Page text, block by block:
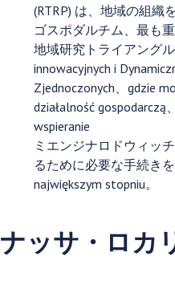
(RTRP) は、地域の組織
ゴスポダルチム、最も
地域研究トライアング
innowacyjnych i
Zjednoczonych、gdzie
działalność gospodarczą
wspieranie
ミエンジナロドウィッ
るために必要な手続き
największym stopniu。
ナッサ・ロカ